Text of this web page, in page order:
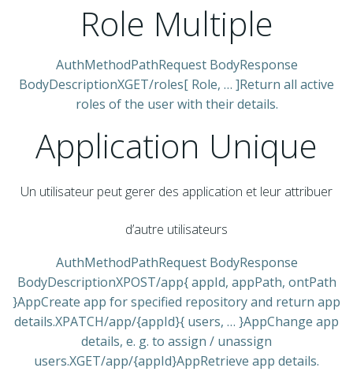
Role Multiple
AuthMethodPathRequest BodyResponse
BodyDescriptionXGET/roles[ Role, … ]Return all active
roles of the user with their details.
Application Unique
Un utilisateur peut gerer des application et leur attribuer
d’autre utilisateurs
AuthMethodPathRequest BodyResponse
BodyDescriptionXPOST/app{ appId, appPath, ontPath
}AppCreate app for specified repository and return app
details.XPATCH/app/{appId}{ users, … }AppChange app
details, e. g. to assign / unassign
users.XGET/app/{appId}AppRetrieve app details.